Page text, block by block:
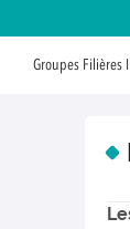
Groupes Filières